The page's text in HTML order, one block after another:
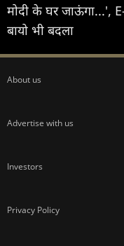
मोदी के घर जाऊंगा...',
बायो भी बदला
About us
Advertise with us
Investors
Privacy Policy